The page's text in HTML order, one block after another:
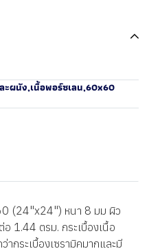
ะผนัง,เนื้อพอร์ซเลน,60x60
(24"x24") หนา 8 มม ผิว
1.44 ตรม. กระเบื้องเนื้อ
กระเบื้องเซรามิคมากและมี